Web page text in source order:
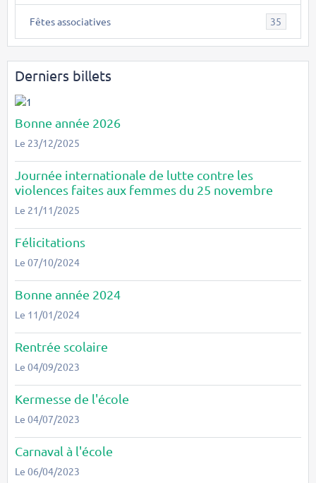
Fêtes associatives 35
Derniers billets
Bonne année 2026
Le 23/12/2025
Journée internationale de lutte contre les
violences faites aux femmes du 25 novembre
Le 21/11/2025
Félicitations
Le 07/10/2024
Bonne année 2024
Le 11/01/2024
Rentrée scolaire
Le 04/09/2023
Kermesse de l'école
Le 04/07/2023
Carnaval à l'école
Le 06/04/2023